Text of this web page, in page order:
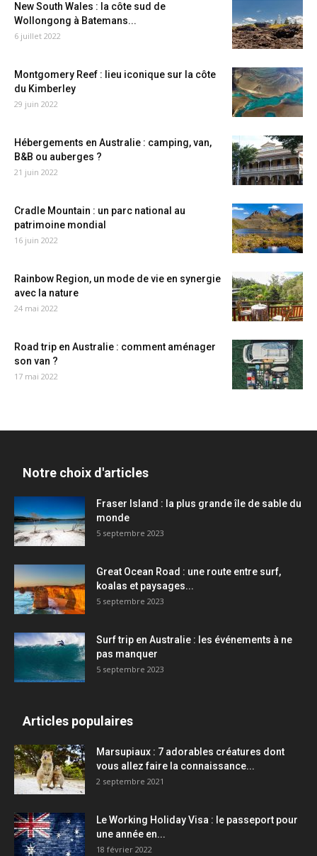
New South Wales : la côte sud de
Wollongong à Batemans...
6 juillet 2022
Montgomery Reef : lieu iconique sur la côte
du Kimberley
29 juin 2022
Hébergements en Australie : camping, van,
B&B ou auberges ?
21 juin 2022
Cradle Mountain : un parc national au
patrimoine mondial
16 juin 2022
Rainbow Region, un mode de vie en synergie
avec la nature
24 mai 2022
Road trip en Australie : comment aménager
son van ?
17 mai 2022
Notre choix d'articles
Fraser Island : la plus grande île de sable du
monde
5 septembre 2023
Great Ocean Road : une route entre surf,
koalas et paysages...
5 septembre 2023
Surf trip en Australie : les événements à ne
pas manquer
5 septembre 2023
Articles populaires
Marsupiaux : 7 adorables créatures dont
vous allez faire la connaissance...
2 septembre 2021
Le Working Holiday Visa : le passeport pour
une année en...
18 février 2022